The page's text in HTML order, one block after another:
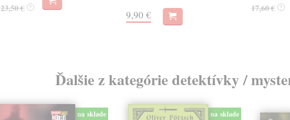
23,50 € ?
9,90 €
17,60 € ?
Ďalšie z kategórie detektívky /
na sklade na sklade